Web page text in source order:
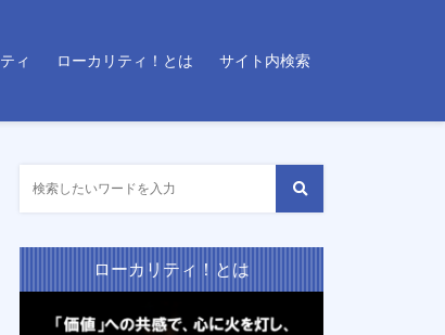
ィ ローカリティ！とは サイト内検索
ローカリティ！とは